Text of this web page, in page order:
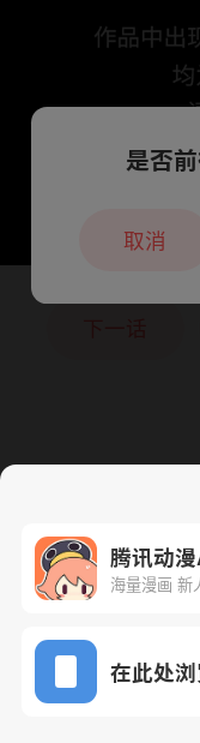
腾讯动
海量漫画 新
在此处
本章节仅
是否
取消